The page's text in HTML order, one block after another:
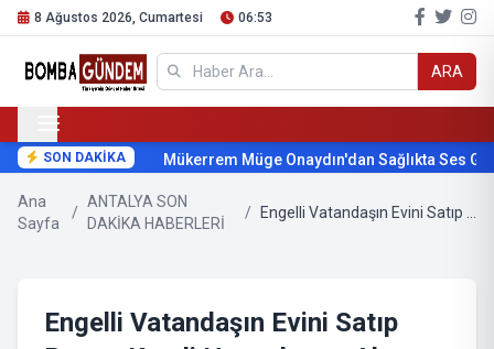
8 Ağustos 2026, Cumartesi 06:53
ARA
SON DAKİKA Mükerrem Müge Onaydın'dan Sağlıkta Ses
Ana
Sayfa
/
ANTALYA SON
DAKİKA HABERLERİ
/
Engelli Vatandaşın Evini Satıp